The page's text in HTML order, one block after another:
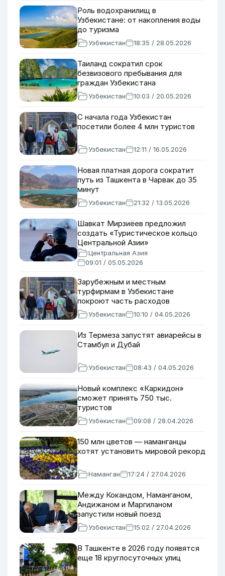
Роль водохранилищ в
Узбекистане: от накопления воды
до туризма
Узбекистан 18:35 / 28.05.2026
Таиланд сократил срок
безвизового пребывания для
граждан Узбекистана
Узбекистан 10:03 / 20.05.2026
С начала года Узбекистан
посетили более 4 млн туристов
Узбекистан 12:11 / 16.05.2026
Новая платная дорога сократит
путь из Ташкента в Чарвак до 35
минут
Узбекистан 21:32 / 13.05.2026
Шавкат Мирзиёев предложил
создать «Туристическое кольцо
Центральной Азии»
Центральная Азия
09:01 / 05.05.2026
Зарубежным и местным
турфирмам в Узбекистане
покроют часть расходов
Узбекистан 10:10 / 04.05.2026
Из Термеза запустят авиарейсы в
Стамбул и Дубай
Узбекистан 08:43 / 04.05.2026
Новый комплекс «Каркидон»
сможет принять 750 тыс.
туристов
Узбекистан 09:08 / 28.04.2026
150 млн цветов — наманганцы
хотят установить мировой рекорд
Наманган 17:24 / 27.04.2026
Между Кокандом, Наманганом,
Андижаном и Маргиланом
запустили новый поезд
Узбекистан 15:02 / 27.04.2026
В Ташкенте в 2026 году появятся
еще 18 круглосуточных улиц